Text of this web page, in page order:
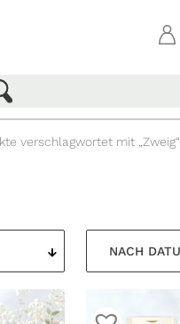
verschlagwortet mit „Zweig“